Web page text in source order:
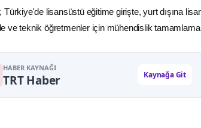
Türkiye'de lisansüstü eğitime girişte, yurt dışına
ve teknik öğretmenler için mühendislik tamamlama
HABER KAYNAĞI
TRT Haber Kaynağa Git